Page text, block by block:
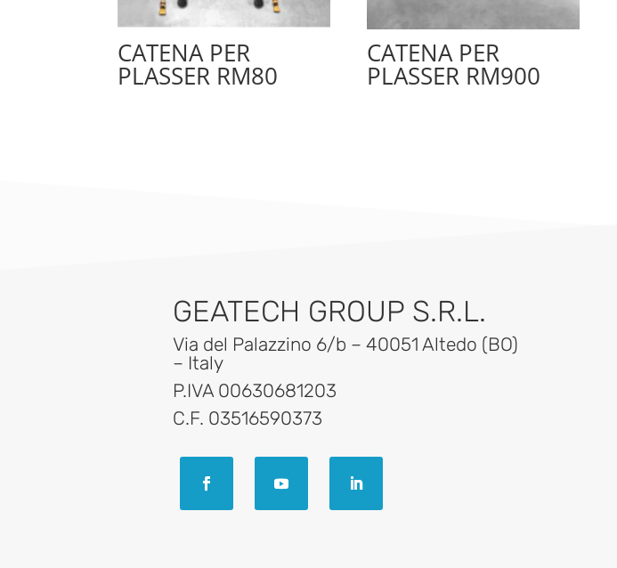
CATENA PER
PLASSER RM80
CATENA PER
PLASSER RM900
GEATECH GROUP S.R.L.
Via del Palazzino 6/b – 40051 Altedo (BO)
– Italy
P.IVA 00630681203
C.F. 03516590373